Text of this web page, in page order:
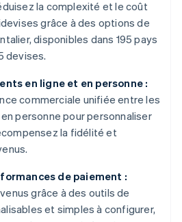
la complexité et le coût
grâce à des options de
disponibles dans 195 pays
devises.
en ligne et en personne :
commerciale unifiée entre les
personne pour personnaliser
la fidélité et
de paiement :
grâce à des outils de
et simples à configurer,